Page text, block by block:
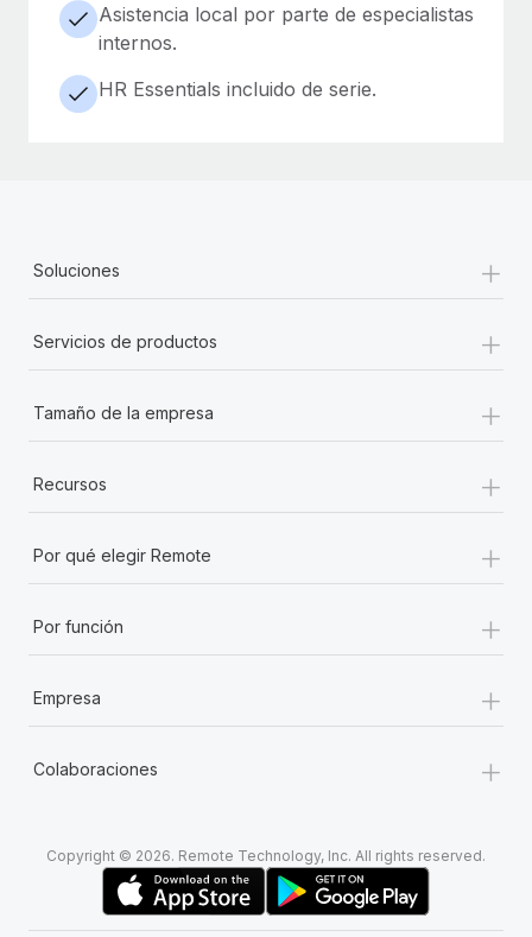
Asistencia local por parte de especialistas
internos.
HR Essentials incluido de serie.
Soluciones +
Servicios de productos +
Tamaño de la empresa +
Recursos +
Por qué elegir Remote +
Por función +
Empresa +
Colaboraciones +
Copyright © 2026. Remote Technology, Inc. All rights reserved.